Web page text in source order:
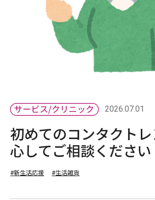
2026.07.01
初めてのコンタクト
心してご相談ください
#新生活応援 #生活雑貨